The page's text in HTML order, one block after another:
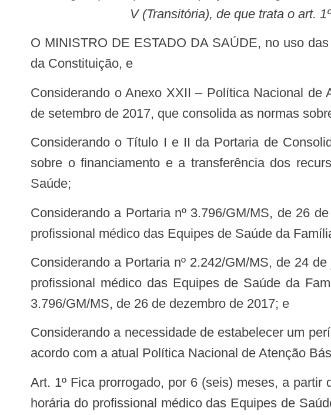
V (Transitória), de que trata o art.
O MINISTRO DE ESTADO DA SAÚDE, no uso das atribuições que lhe conferem os incisos I e II do parágrafo único do art. 87
da Constituição, e
Considerando o Anexo XXII – Política Nacional de Atenção Básica (PNAB) – da Portaria de Consolidação nº 2/GM/MS, de 28
de setembro de 2017, que consolida as normas
Considerando o Título I e II da Portaria de Consolidação nº 6/GM/MS, de 28 de setembro de 2017, que consolida as normas
sobre o financiamento e a transferência dos
Saúde;
Considerando a Portaria nº 3.796/GM/MS, de 26 de dezembro de 2017, que institui prazo para adequação da carga horária do
profissional médico das Equipes de Saúde da
Considerando a Portaria nº 2.242/GM/MS, de 24 de julho de 2018, que prorroga o prazo para a adequação da carga horária do
profissional médico das Equipes de Saúde da
3.796/GM/MS, de 26 de dezembro de 2017; e
Considerando a necessidade de estabelecer um período de transição para efetivação das regras de composição das equipes de
acordo com a atual Política Nacional de Atenção
Art. 1º Fica prorrogado, por 6 (seis) meses, a partir da competência SCNES janeiro de 2019, o prazo para adequação da carga
horária do profissional médico das Equipes de